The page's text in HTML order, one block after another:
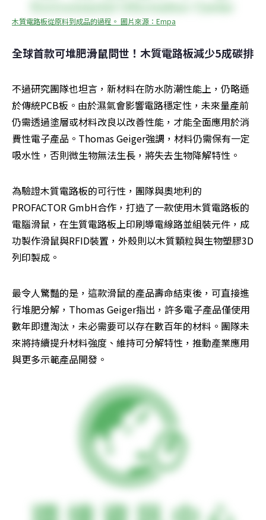
木質電路板從原料到成品的過程。 圖片來源：Empa
全球首款可堆肥滑鼠問世！木質電路板減少5成碳排
不過研究團隊也坦言，新材料在防水防潮性能上，仍略遜
於傳統PCB板。由於濕氣會影響電路穩定性，未來量產前
仍需透過塗層或材料改良以改善性能，才能全面應用於消
費性電子產品。Thomas Geiger強調，材料仍需保有一定
吸水性，否則微生物無法生長，將失去生物降解特性。
為驗證木質電路板的可行性，團隊與奧地利的
PROFACTOR GmbH合作，打造了一款使用木質電路板的
電腦滑鼠，在生質電路板上印刷導電線路並組裝元件，成
功製作滑鼠與RFID裝置，外殼則以木質顆粒與生物塑膠3D
列印製成。
最令人驚豔的是，這款滑鼠的產品壽命結束後，可直接進
行堆肥分解，Thomas Geiger指出，許多電子產品僅使用
數年即遭淘汰，未必需要可以存在數百年的材料。團隊未
來將持續提升材料強度、維持可分解特性，推動產業應用
與更多示範產品開發。